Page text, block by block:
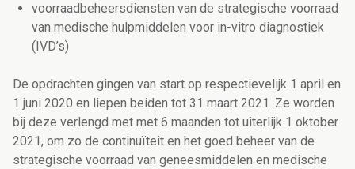
voorraadbeheersdiensten van de strategische voorraad
van medische hulpmiddelen voor in-vitro diagnostiek
(IVD’s)
De opdrachten gingen van start op respectievelijk 1 april en
1 juni 2020 en liepen beiden tot 31 maart 2021. Ze worden
bij deze verlengd met met 6 maanden tot uiterlijk 1 oktober
2021, om zo de continuïteit en het goed beheer van de
strategische voorraad van geneesmiddelen en medische